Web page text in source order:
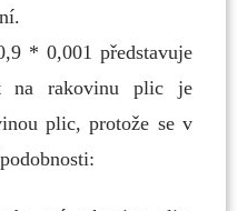
* 0,001 představuje
na rakovinu plic je
plic, protože se v